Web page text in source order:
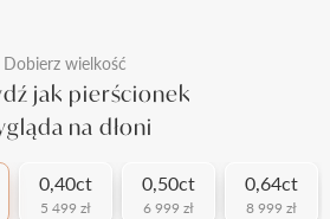
Dobierz wielkość
jak pierścionek
na dłoni
0,40ct
5 499 zł
0,50ct
6 999 zł
0,64ct
8 999 zł